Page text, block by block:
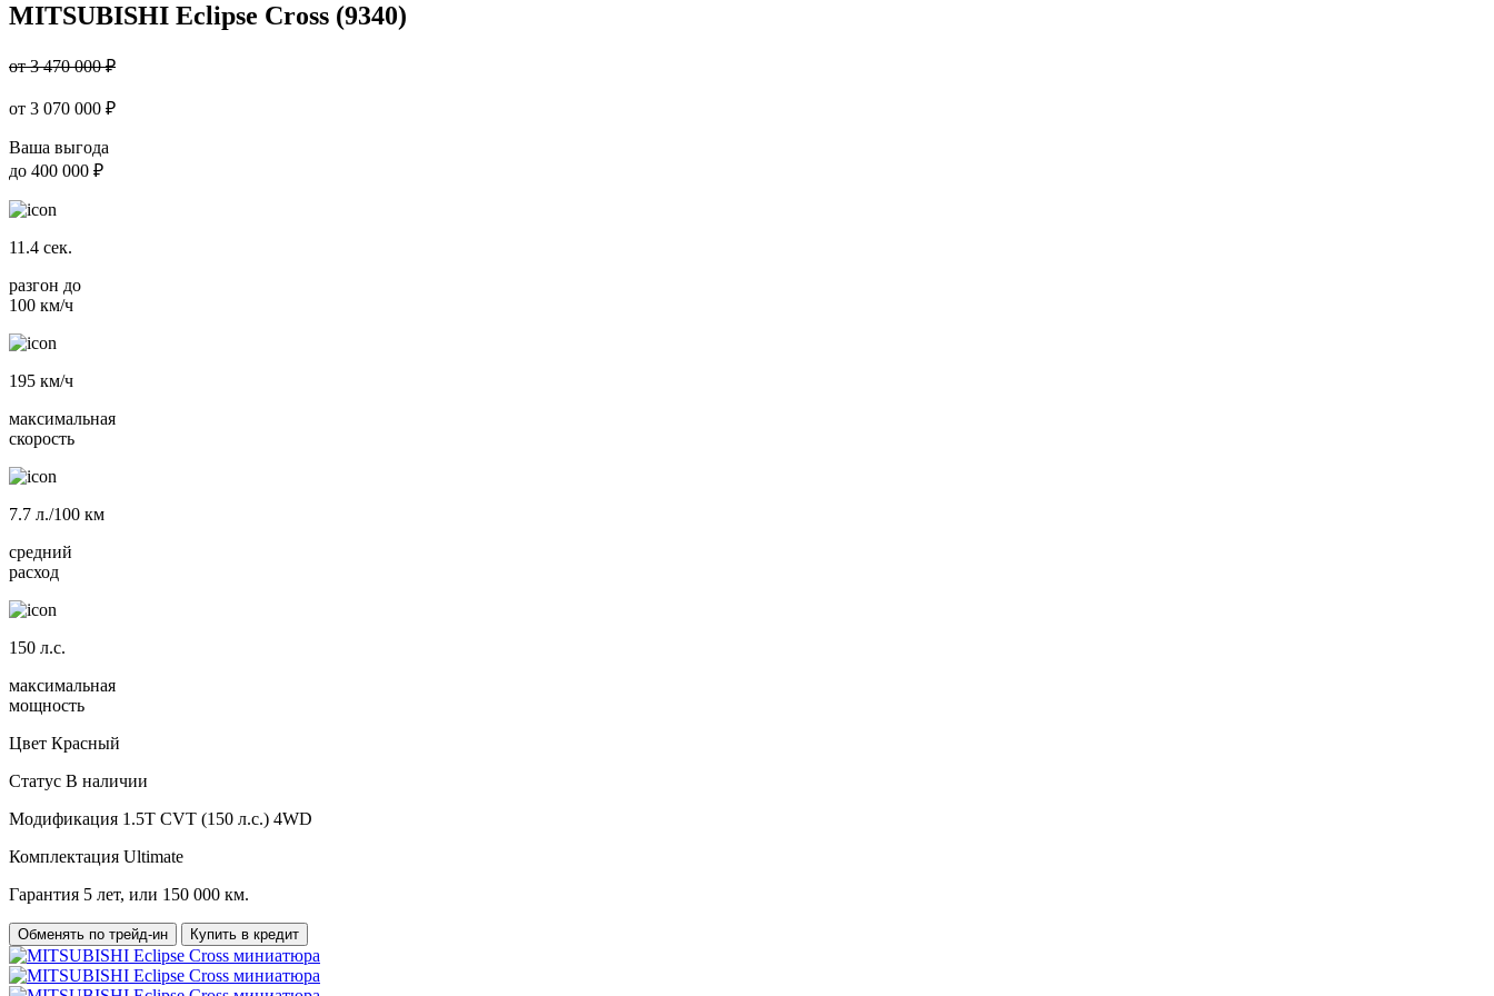
MITSUBISHI Eclipse Cross (9340)
от 3 470 000 ₽
от 3 070 000 ₽
Ваша выгода
до 400 000 ₽
11.4 сек.
разгон до
100 км/ч
195 км/ч
максимальная
скорость
7.7 л./100 км
средний
расход
150 л.с.
максимальная
мощность
Цвет Красный
Статус В наличии
Модификация 1.5T CVT (150 л.с.) 4WD
Комплектация Ultimate
Гарантия 5 лет, или 150 000 км.
Обменять по трейд-ин Купить в кредит